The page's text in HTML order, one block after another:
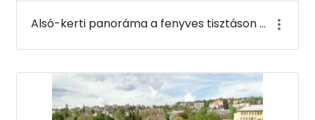
Alsó-kerti panoráma a fenyves tisztáson - Budai Arborétum